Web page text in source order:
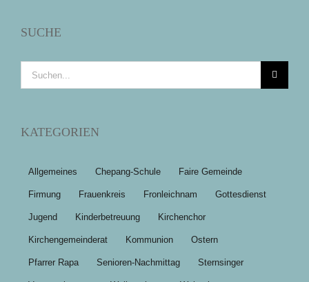
SUCHE
Suche
nach:
KATEGORIEN
Allgemeines Chepang-Schule Faire Gemeinde
Firmung Frauenkreis Fronleichnam Gottesdienst
Jugend Kinderbetreuung Kirchenchor
Kirchengemeinderat Kommunion Ostern
Pfarrer Rapa Senioren-Nachmittag Sternsinger